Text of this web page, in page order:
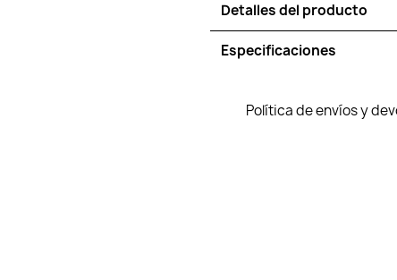
Detalles del producto
Especificaciones
Política de envíos y